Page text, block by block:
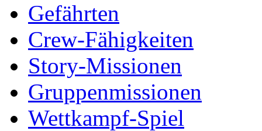
Gefährten
Crew-Fähigkeiten
Story-Missionen
Gruppenmissionen
Wettkampf-Spiel